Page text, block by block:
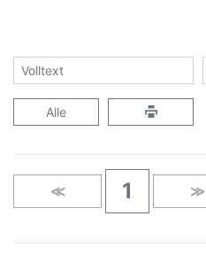
Alle
≪ 1 ≫